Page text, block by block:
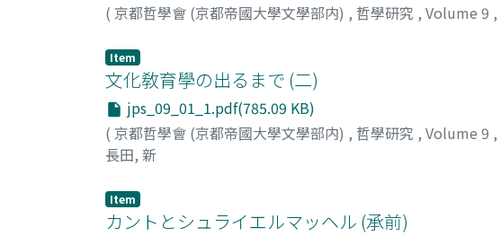
( 京都哲學會 (京都帝國大學文學部内) , 哲學研究 , Volume 9 ,
Item
文化敎育學の出るまで (二)
jps_09_01_1.pdf(785.09 KB)
( 京都哲學會 (京都帝國大學文學部内) , 哲學研究 , Volume 9 ,
長田, 新
Item
カントとシュライエルマッヘル (承前)